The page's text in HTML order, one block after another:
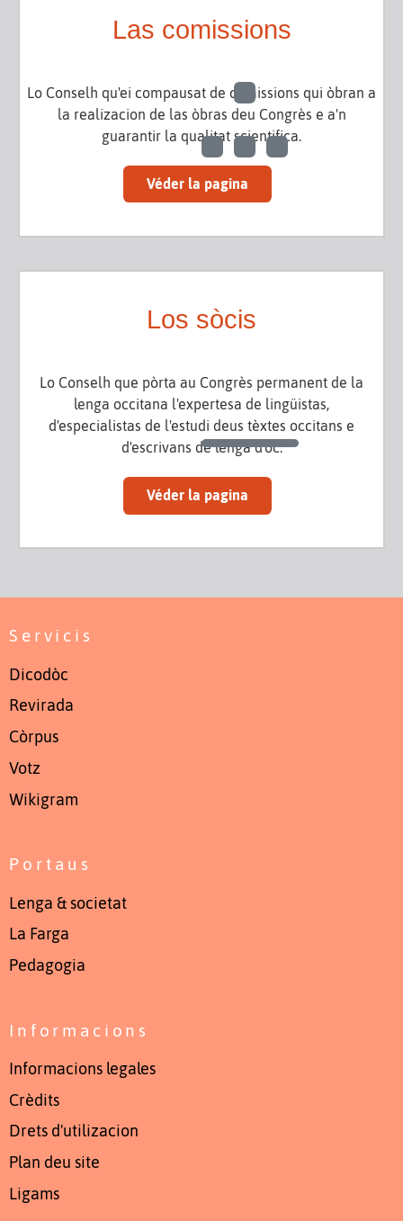
Las comissions
Lo Conselh qu'ei compausat de comissions qui òbran a
la realizacion de las òbras deu Congrès e a'n
guarantir la qualitat scientifica.
Véder la pagina
Los sòcis
Lo Conselh que pòrta au Congrès permanent de la
lenga occitana l'expertesa de lingüistas,
d'especialistas de l'estudi deus tèxtes occitans e
d'escrivans de lenga d'òc.
Véder la pagina
Servicis
Dicodòc
Revirada
Còrpus
Votz
Wikigram
Portaus
Lenga & societat
La Farga
Pedagogia
Informacions
Informacions legales
Crèdits
Drets d'utilizacion
Plan deu site
Ligams